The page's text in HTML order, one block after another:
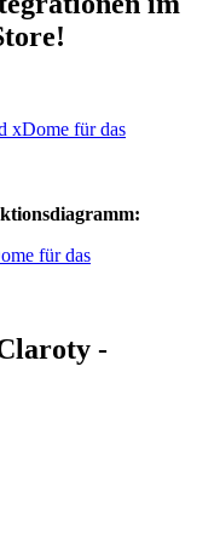
xDome für das
für das
-